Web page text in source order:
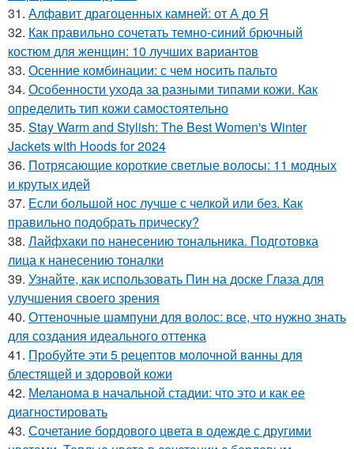
31. Алфавит драгоценных камней: от А до Я
32. Как правильно сочетать темно-синий брючный
костюм для женщин: 10 лучших вариантов
33. Осенние комбинации: с чем носить пальто
34. Особенности ухода за разными типами кожи. Как
определить тип кожи самостоятельно
35. Stay Warm and Stylish: The Best Women's Winter
Jackets with Hoods for 2024
36. Потрясающие короткие светлые волосы: 11 модных
и крутых идей
37. Если большой нос лучше с челкой или без. Как
правильно подобрать прическу?
38. Лайфхаки по нанесению тональника. Подготовка
лица к нанесению тоналки
39. Узнайте, как использовать Пин на доске Глаза для
улучшения своего зрения
40. Оттеночные шампуни для волос: все, что нужно знать
для создания идеального оттенка
41. Пробуйте эти 5 рецептов молочной ванны для
блестящей и здоровой кожи
42. Меланома в начальной стадии: что это и как ее
диагностировать
43. Сочетание бордового цвета в одежде с другими